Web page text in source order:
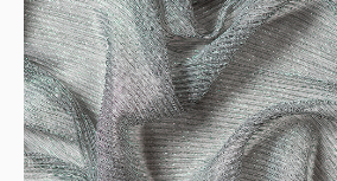
Г. Пятигорк, розничная точка на рынке
«Людмила», ул. Садовая 210, павильоны
34−37.
Оптово-розничные точки продаж:
г.Пятигорск, рынок "Привокзальный",
Георгиевское шоссе 1км, оптовый склад
№9302